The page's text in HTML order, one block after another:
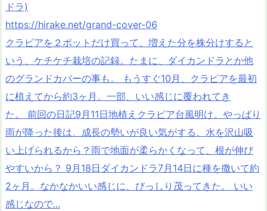
ドラ)
https://hirake.net/grand-cover-06
クラピアを２ポットだけ買って、増えた分を株分けすると
いう、ケチケチ栽培の記録。たまに、ダイカンドラとか他
のグランドカバーの事も。 もうすぐ10月、クラピアを最初
に植えてから約3ヶ月。一部、いい感じに覆われてき
た。 前回の日記9月11日地植えクラピア台風明け。やっぱり
雨が降った後は、成長の勢いが良い気がする。水を沢山吸
い上げられるから？雨で地面が柔らかくなって、根が伸び
やすいから？ 9月18日ダイカンドラ7月14日に種を撒いて約
2ヶ月。なかなかいい感じに、びっしり茂ってきた。 いい
感じなので...